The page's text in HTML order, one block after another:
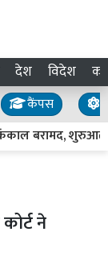
देश विदेश
कैंपस
बरामद, शुरुआती
ने